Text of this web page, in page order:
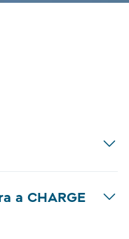
a CHARGE